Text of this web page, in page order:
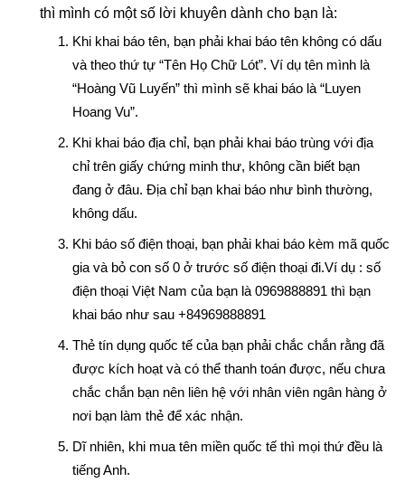
thì mình có một số lời khuyên dành cho bạn là:
Khi khai báo tên, bạn phải khai báo tên không có dấu
và theo thứ tự “Tên Họ Chữ Lót”. Ví dụ tên mình là
“Hoàng Vũ Luyến” thì mình sẽ khai báo là “Luyen
Hoang Vu”.
Khi khai báo địa chỉ, bạn phải khai báo trùng với địa
chỉ trên giấy chứng minh thư, không cần biết bạn
đang ở đâu. Địa chỉ bạn khai báo như bình thường,
không dấu.
Khi báo số điện thoại, bạn phải khai báo kèm mã quốc
gia và bỏ con số 0 ở trước số điện thoại đi.Ví dụ : số
điện thoại Việt Nam của bạn là 0969888891 thì bạn
khai báo như sau +84969888891
Thẻ tín dụng quốc tế của bạn phải chắc chắn rằng đã
được kích hoạt và có thể thanh toán được, nếu chưa
chắc chắn bạn nên liên hệ với nhân viên ngân hàng ở
nơi bạn làm thẻ để xác nhận.
Dĩ nhiên, khi mua tên miền quốc tế thì mọi thứ đều là
tiếng Anh.